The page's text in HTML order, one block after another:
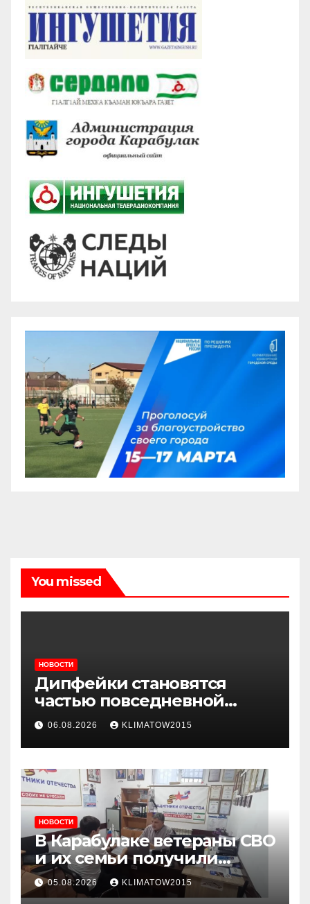
You missed
НОВОСТИ
Дипфейки становятся
частью повседневной
жизни: почему жителям
Ингушетии важно быть
внимательнее
06.08.2026 KLIMATOW2015
НОВОСТИ
В Карабулаке ветераны СВО
и их семьи получили
консультации в ходе
приема граждан
05.08.2026 KLIMATOW2015